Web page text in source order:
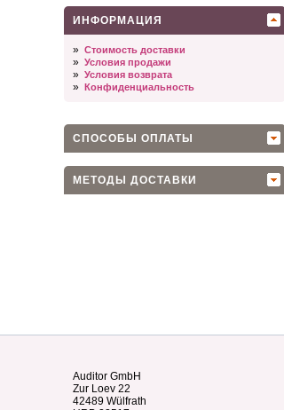
ИНФОРМАЦИЯ
» Стоимость доставки
» Условия продажи
» Условия возврата
» Конфиденциальность
СПОСОБЫ ОПЛАТЫ
МЕТОДЫ ДОСТАВКИ
Auditor GmbH
Zur Loev 22
42489 Wülfrath